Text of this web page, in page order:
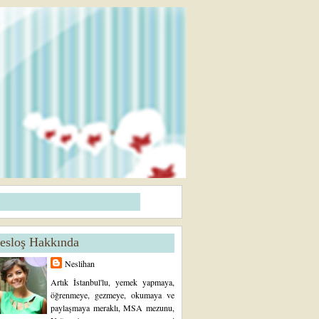
Hakkında
Neslihan
Artık İstanbul'lu, yemek yapmaya,
öğrenmeye, gezmeye, okumaya ve
paylaşmaya meraklı, MSA mezunu,